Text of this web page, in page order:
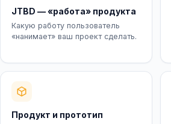
JTBD — «работа» продукта
Какую работу пользователь
«нанимает» ваш проект сделать.
Продукт и прототип